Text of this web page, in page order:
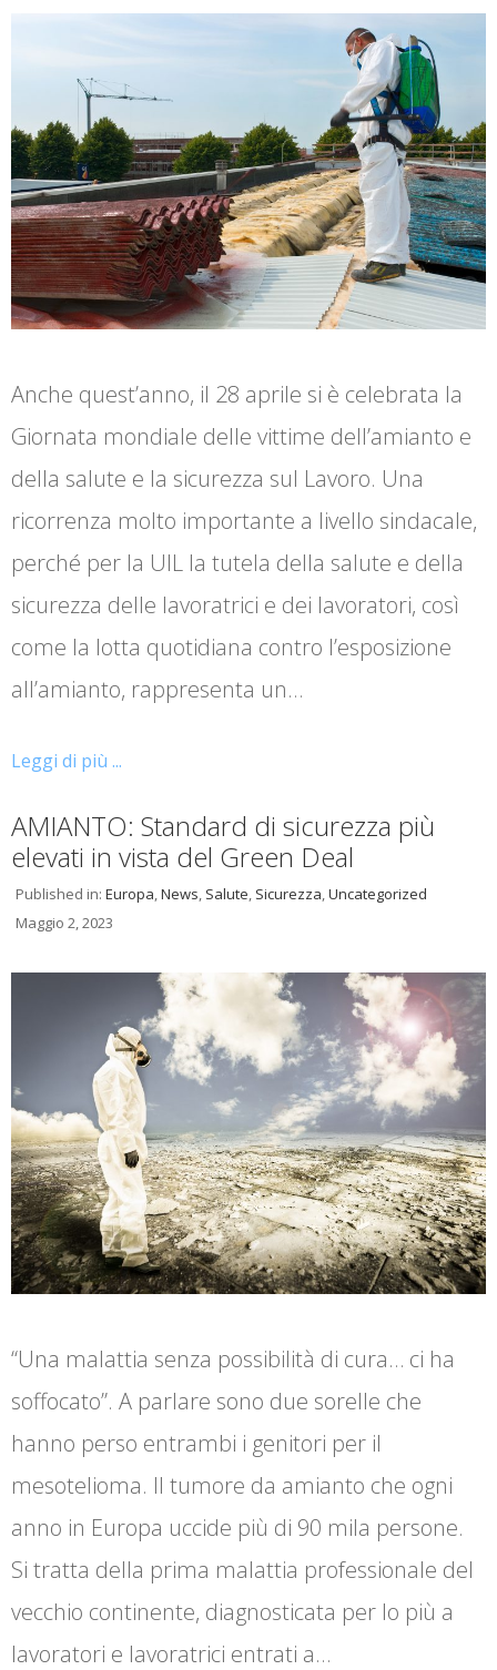
Anche quest’anno, il 28 aprile si è celebrata la
Giornata mondiale delle vittime dell’amianto e
della salute e la sicurezza sul Lavoro. Una
ricorrenza molto importante a livello sindacale,
perché per la UIL la tutela della salute e della
sicurezza delle lavoratrici e dei lavoratori, così
come la lotta quotidiana contro l’esposizione
all’amianto, rappresenta un…
Leggi di più ...
AMIANTO: Standard di sicurezza più
elevati in vista del Green Deal
Published in: Europa,News, Salute, Sicurezza,Uncategorized
Maggio 2, 2023
“Una malattia senza possibilità di cura… ci ha
soffocato”. A parlare sono due sorelle che
hanno perso entrambi i genitori per il
mesotelioma. Il tumore da amianto che ogni
anno in Europa uccide più di 90 mila persone.
Si tratta della prima malattia professionale del
vecchio continente, diagnosticata per lo più a
lavoratori e lavoratrici entrati a…